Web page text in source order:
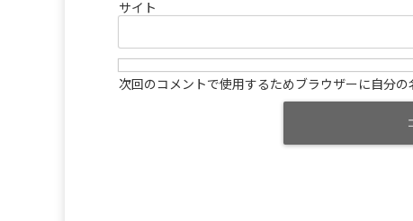
サイト
次回のコメントで使用するためブラウザーに自分